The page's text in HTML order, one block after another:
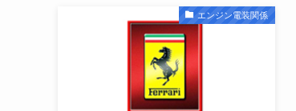
エンジン電装関係